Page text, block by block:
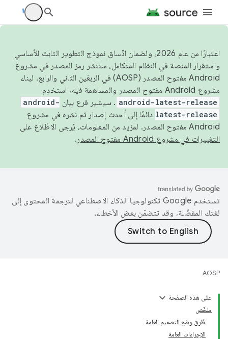
اعتبارًا من عام 2026، ولضمان اتّساق نموذج التطوير الثابت الأساسي
واستقرار المنصة في النظام المتكامل، سننشر رمز المصدر في مشروع
Android مفتوح المصدر (AOSP) في الربعَين الثاني والرابع. لبناء
مشروع Android مفتوح المصدر والمساهمة فيه، استخدِم
android-latest-release . سيشير فرع بيان android-
latest-release دائمًا إلى أحدث إصدار تم نشره في مشروع
Android مفتوح المصدر. لمزيد من المعلومات، يُرجى الاطّلاع على
التغييرات في مشروع Android مفتوح المصدر
.
تستخدم Google تكنولوجيا الذكاء الاصطناعي لترجمة المحتوى إلى
لغتك المفضّلة، وقد تتضمّن بعض الأخطاء.
AOSP
على هذه الصفحة
ملخّص
طُرق وضع التصميم العامة
الإجراءات العامة